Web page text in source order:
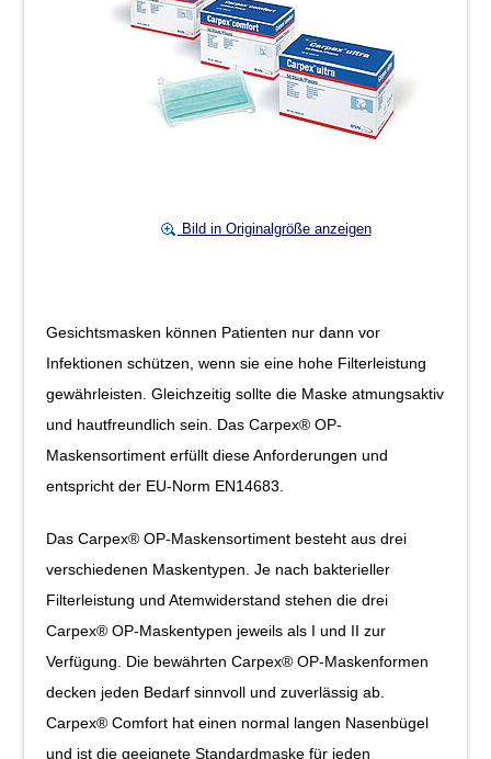
Bild in Originalgröße anzeigen
Gesichtsmasken können Patienten nur dann vor
Infektionen schützen, wenn sie eine hohe Filterleistung
gewährleisten. Gleichzeitig sollte die Maske atmungsaktiv
und hautfreundlich sein. Das Carpex® OP-
Maskensortiment erfüllt diese Anforderungen und
entspricht der EU-Norm EN14683.
Das Carpex® OP-Maskensortiment besteht aus drei
verschiedenen Maskentypen. Je nach bakterieller
Filterleistung und Atemwiderstand stehen die drei
Carpex® OP-Maskentypen jeweils als I und II zur
Verfügung. Die bewährten Carpex® OP-Maskenformen
decken jeden Bedarf sinnvoll und zuverlässig ab.
Carpex® Comfort hat einen normal langen Nasenbügel
und ist die geeignete Standardmaske für jeden